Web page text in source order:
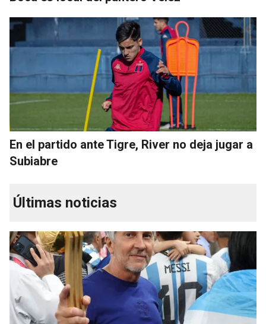
En el partido ante Tigre, River no deja jugar a
Subiabre
Últimas noticias